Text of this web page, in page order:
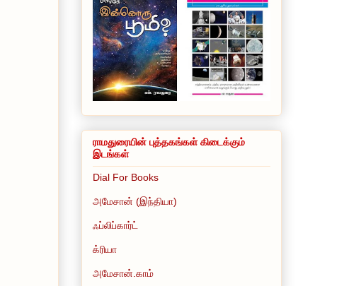
ராமதுரையின் புத்தகங்கள் கிடைக்கும்
இடங்கள்
Dial For Books
அமேசான் (இந்தியா)
ஃப்லிப்கார்ட்
க்ரியா
அமேசான்.காம்